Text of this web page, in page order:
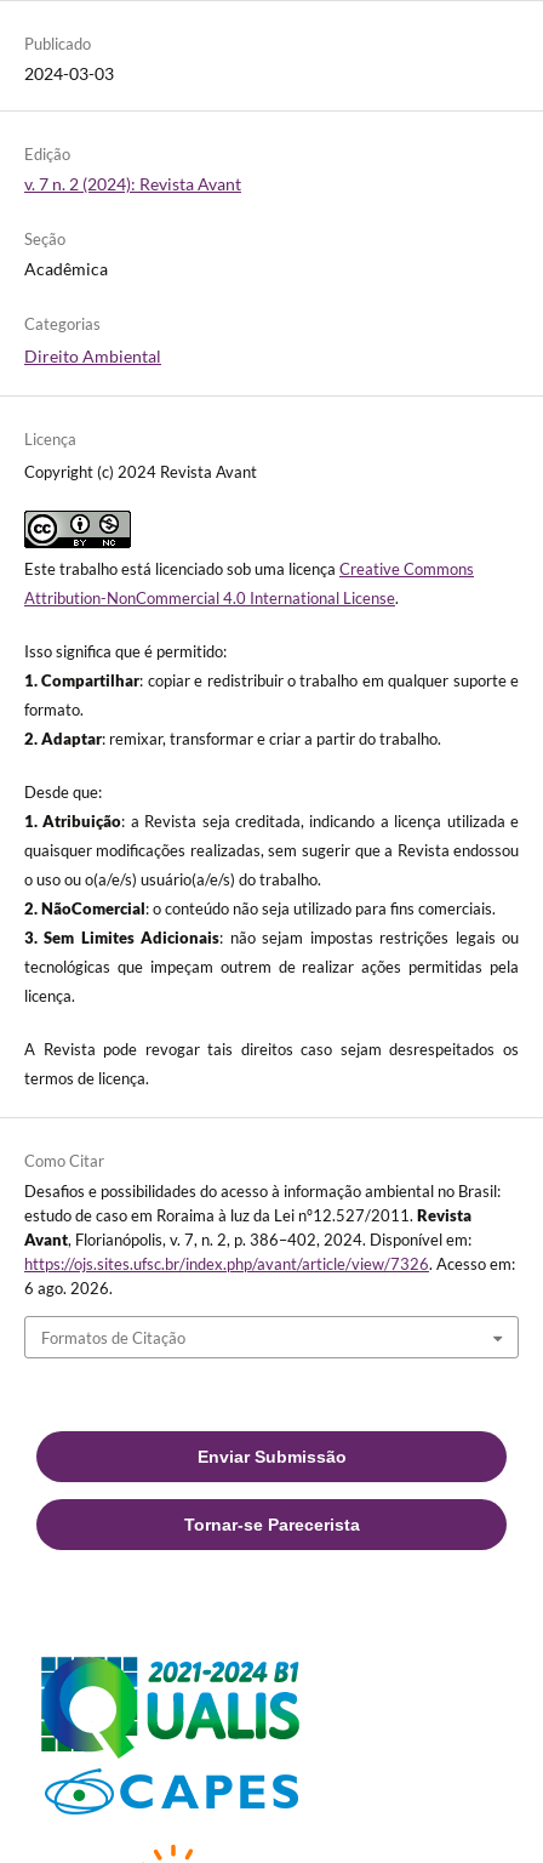
Publicado
2024-03-03
Edição
v. 7 n. 2 (2024): Revista Avant
Seção
Acadêmica
Categorias
Direito Ambiental
Licença
Copyright (c) 2024 Revista Avant
Este trabalho está licenciado sob uma licença Creative Commons
Attribution-NonCommercial 4.0 International License.
Isso significa que é permitido:
1. Compartilhar: copiar e redistribuir o trabalho em qualquer suporte e
formato.
2. Adaptar: remixar, transformar e criar a partir do trabalho.
Desde que:
1. Atribuição: a Revista seja creditada, indicando a licença utilizada e
quaisquer modificações realizadas, sem sugerir que a Revista endossou
o uso ou o(a/e/s) usuário(a/e/s) do trabalho.
2. NãoComercial: o conteúdo não seja utilizado para fins comerciais.
3.Sem Limites Adicionais: não sejam impostas restrições legais ou
tecnológicas que impeçam outrem de realizar ações permitidas pela
licença.
A Revista pode revogar tais direitos caso sejam desrespeitados os
termos de licença.
Como Citar
Desafios e possibilidades do acesso à informação ambiental no Brasil:
estudo de caso em Roraima à luz da Lei nº12.527/2011. Revista
Avant, Florianópolis, v. 7, n. 2, p. 386–402, 2024. Disponível em:
https://ojs.sites.ufsc.br/index.php/avant/article/view/7326. Acesso em:
6 ago. 2026.
Formatos de Citação
Enviar Submissão
Tornar-se Parecerista